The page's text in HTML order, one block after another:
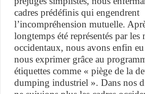
cadres prédéfinis qui engendrent
l’incompréhension mutuelle.
longtemps été représentés par les
occidentaux, nous avons enfin
nous exprimer grâce au
étiquettes comme « piège de la
dumping industriel ». Dans nos